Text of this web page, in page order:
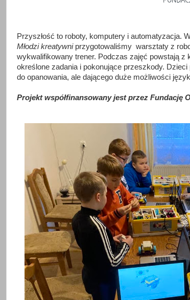
Przyszłość to roboty, komputery i automatyzacja.
Młodzi kreatywni przygotowaliśmy warsztaty z
wykwalifikowany trener. Podczas zajęć powstają
określone zadania i pokonujące przeszkody.
do opanowania, ale dającego duże możliwości
Projekt współfinansowany jest przez Fundację